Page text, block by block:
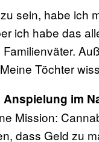
sein, habe ich
ich habe das
Töchter
Anspielung im
Mission:
dass Geld zu